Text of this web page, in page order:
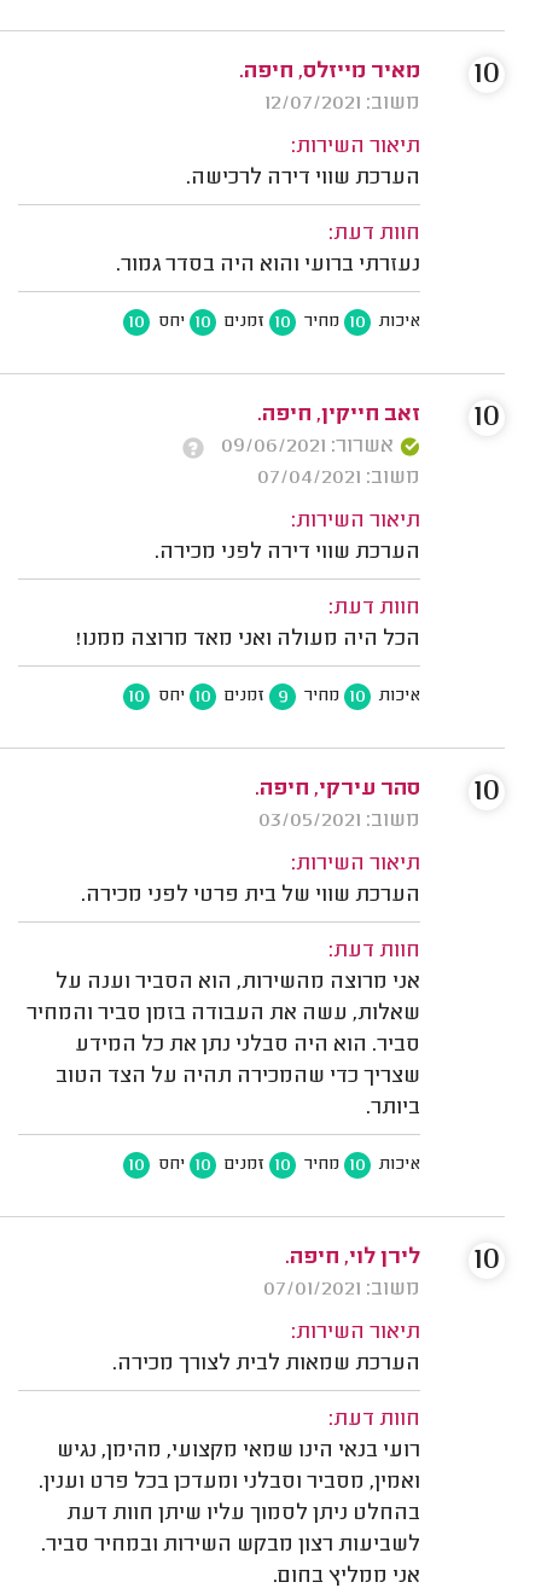
מאיר מייזלס, חיפה.
משוב: 12/07/2021
תיאור השירות:
הערכת שווי דירה לרכישה.
חוות דעת:
נעזרתי ברועי והוא היה בסדר גמור.
איכות 10 מחיר 10 זמנים 10 יחס 10
10
זאב חייקין, חיפה.
אשרור: 09/06/2021
משוב: 07/04/2021
תיאור השירות:
הערכת שווי דירה לפני מכירה.
חוות דעת:
הכל היה מעולה ואני מאד מרוצה ממנו!
איכות 10 מחיר 9 זמנים 10 יחס 10
10
סהר עירקי, חיפה.
משוב: 03/05/2021
תיאור השירות:
הערכת שווי של בית פרטי לפני מכירה.
חוות דעת:
אני מרוצה מהשירות, הוא הסביר וענה על
שאלות, עשה את העבודה בזמן סביר והמחיר
סביר. הוא היה סבלני נתן את כל המידע
שצריך כדי שהמכירה תהיה על הצד הטוב
ביותר.
איכות 10 מחיר 10 זמנים 10 יחס 10
10
לירן לוי, חיפה.
משוב: 07/01/2021
תיאור השירות:
הערכת שמאות לבית לצורך מכירה.
חוות דעת:
רועי בנאי הינו שמאי מקצועי, מהימן, נגיש
ואמין, מסביר וסבלני ומעדכן בכל פרט וענין.
בהחלט ניתן לסמוך עליו שיתן חוות דעת
לשביעות רצון מבקש השירות ובמחיר סביר.
אני ממליץ בחום.
10